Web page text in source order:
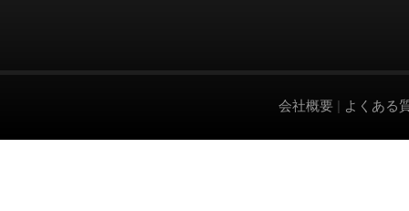
会社概要 | よくある